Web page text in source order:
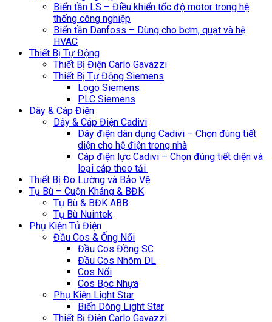
Biến tần LS – Điều khiển tốc độ motor trong hệ
thống công nghiệp
Biến tần Danfoss – Dùng cho bơm, quạt và hệ
HVAC
Thiết Bị Tự Động
Thiết Bị Điện Carlo Gavazzi
Thiết Bị Tự Động Siemens
Logo Siemens
PLC Siemens
Dây & Cáp Điện
Dây & Cáp Điện Cadivi
Dây điện dân dụng Cadivi – Chọn đúng tiết
diện cho hệ điện trong nhà
Cáp điện lực Cadivi – Chọn đúng tiết diện và
loại cáp theo tải
Thiết Bị Đo Lường và Bảo Vệ
Tụ Bù – Cuộn Kháng & BĐK
Tụ Bù & BĐK ABB
Tụ Bù Nuintek
Phụ Kiện Tủ Điện
Đầu Cos & Ống Nối
Đầu Cos Đồng SC
Đầu Cos Nhôm DL
Cos Nối
Cos Bọc Nhựa
Phụ Kiện Light Star
Biến Dòng Light Star
Thiết Bị Điện Carlo Gavazzi